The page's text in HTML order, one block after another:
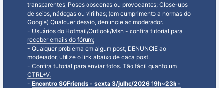
transparentes; Poses obscenas ou provocantes; Close-ups
de seios, nádegas ou virilhas; (em cumprimento a normas do
Google) Qualquer desvio, denuncie ao moderador.
- Usuários do Hotmail/Outlook/Msn - confira tutorial para
receber emails do fórum;
- Qualquer problema em algum post, DENUNCIE ao
moderador, utilize o link abaixo de cada post.
- Confira tutorial para enviar fotos. Tão fácil quanto um
CTRL+V.
- Encontro SQFriends - sexta 3/julho/2026 19h~23h -